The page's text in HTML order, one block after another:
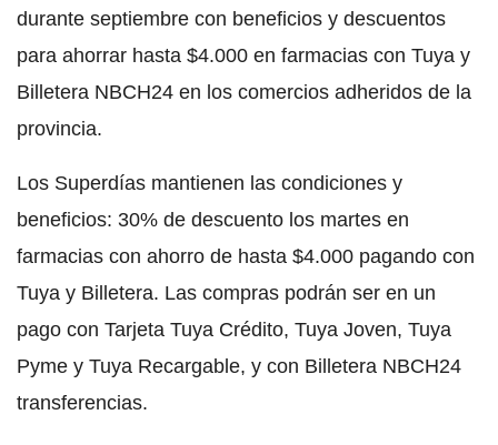
durante septiembre con beneficios y descuentos
para ahorrar hasta $4.000 en farmacias con Tuya y
Billetera NBCH24 en los comercios adheridos de la
provincia.
Los Superdías mantienen las condiciones y
beneficios: 30% de descuento los martes en
farmacias con ahorro de hasta $4.000 pagando con
Tuya y Billetera. Las compras podrán ser en un
pago con Tarjeta Tuya Crédito, Tuya Joven, Tuya
Pyme y Tuya Recargable, y con Billetera NBCH24
transferencias.